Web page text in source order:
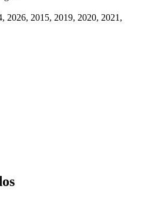
2026, 2015, 2019, 2020, 2021,